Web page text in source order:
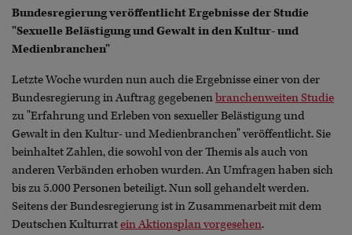
Bundesregierung veröffentlicht Ergebnisse der Studie
"Sexuelle Belästigung und Gewalt in den Kultur- und
Medienbranchen"
Letzte Woche wurden nun auch die Ergebnisse einer von der
Bundesregierung in Auftrag gegebenenbranchenweiten Studie
zu "Erfahrung und Erleben von sexueller Belästigung und
Gewalt in den Kultur- und Medienbranchen" veröffentlicht. Sie
beinhaltet Zahlen, die sowohl von der Themis als auch von
anderen Verbänden erhoben wurden. An Umfragen haben sich
bis zu 5.000 Personen beteiligt. Nun soll gehandelt werden.
Seitens der Bundesregierung ist in Zusammenarbeit mit dem
Deutschen Kulturratein Aktionsplan vorgesehen.